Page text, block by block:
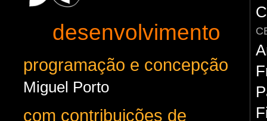
desenvolvimento
programação e concepção
Miguel Porto
com contribuições de